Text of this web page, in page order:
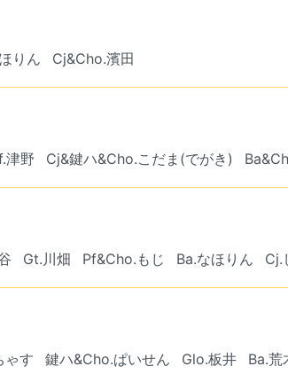
りん Cj&Cho.濱田
津野 Cj&鍵ハ&Cho.こだま(でがき)
Gt.川畑 Pf&Cho.もじ Ba.なほりん Cj.
ゃす 鍵ハ&Cho.ぱいせん Glo.板井 Ba.荒